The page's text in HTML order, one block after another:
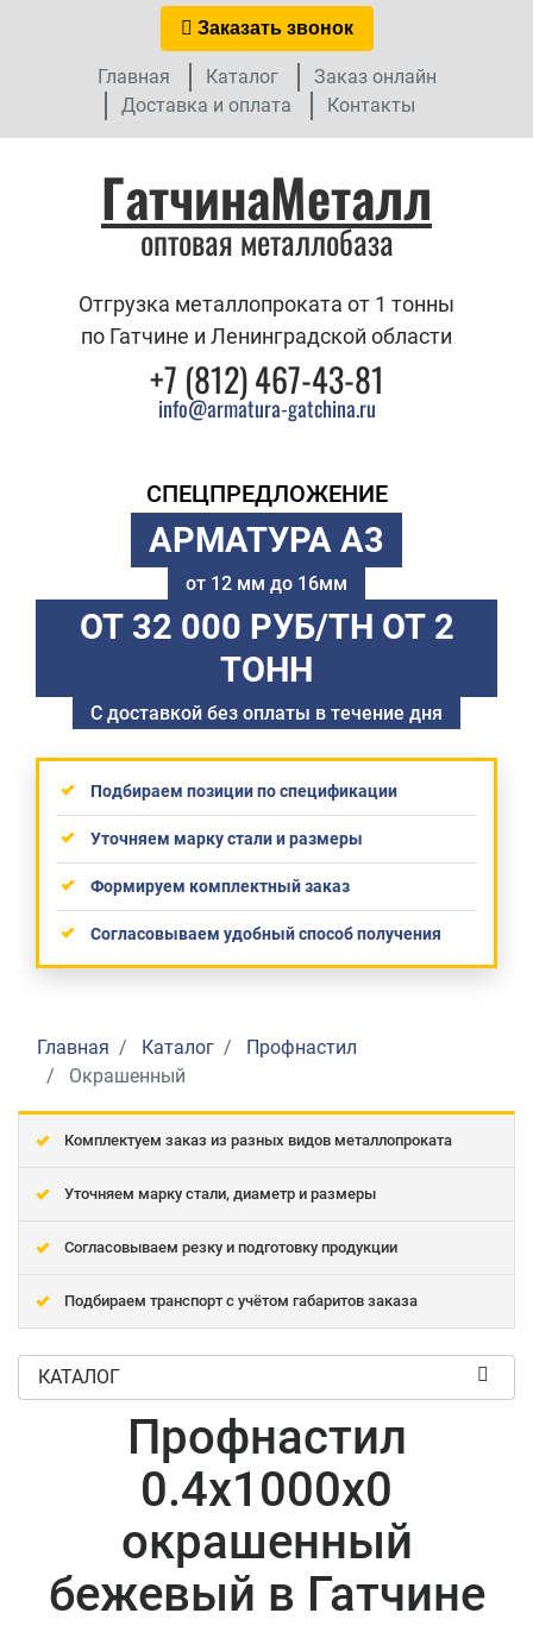
Заказать звонок
Главная Каталог
Заказ онлайн
Доставка и оплата
Контакты
ГатчинаМеталл
оптовая металлобаза
Отгрузка металлопроката от 1 тонны
по Гатчине и Ленинградской области
+7 (812) 467-43-81
info@armatura-gatchina.ru
СПЕЦПРЕДЛОЖЕНИЕ
АРМАТУРА А3
от 12 мм до 16мм
ОТ 32 000 РУБ/ТН ОТ 2
ТОНН
С доставкой без оплаты в течение дня
Подбираем позиции по спецификации
Уточняем марку стали и размеры
Формируем комплектный заказ
Согласовываем удобный способ получения
Главная Каталог
Профнастил
Окрашенный
Комплектуем заказ из разных видов металлопроката
Уточняем марку стали, диаметр и размеры
Согласовываем резку и подготовку продукции
Подбираем транспорт с учётом габаритов заказа
КАТАЛОГ
Профнастил
0.4x1000x0
окрашенный
бежевый в Гатчине